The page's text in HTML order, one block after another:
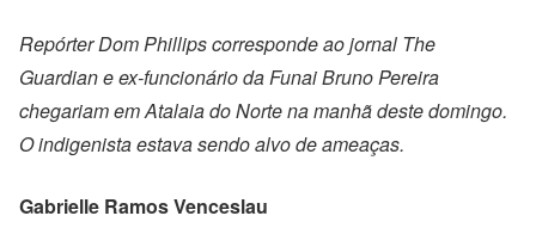
Repórter Dom Phillips corresponde ao jornal The
Guardian e ex-funcionário da Funai Bruno Pereira
chegariam em Atalaia do Norte na manhã deste domingo.
O indigenista estava sendo alvo de ameaças.
Gabrielle Ramos Venceslau